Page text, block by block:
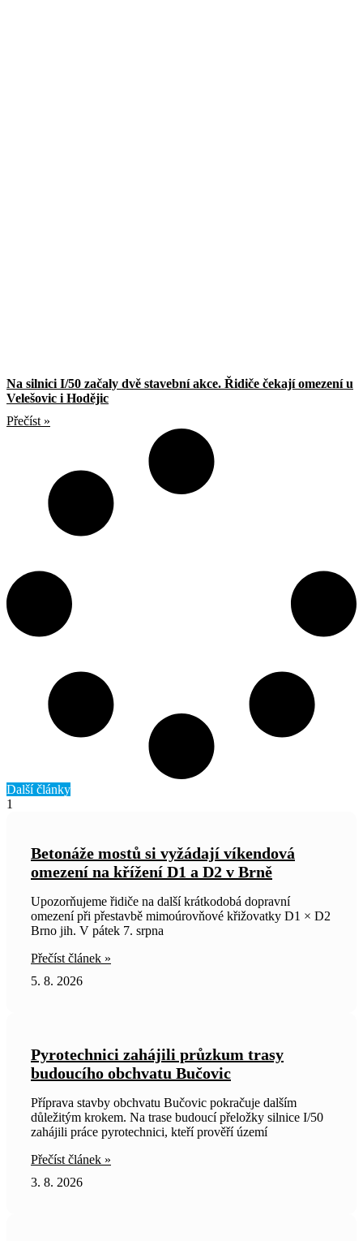
Na silnici I/50 začaly dvě stavební akce. Řidiče čekají omezení u
Velešovic i Hodějic
Přečíst »
Další články
Betonáže mostů si vyžádají víkendová
omezení na křížení D1 a D2 v Brně
Upozorňujeme řidiče na další krátkodobá dopravní
omezení při přestavbě mimoúrovňové křižovatky D1 × D2
Brno jih. V pátek 7. srpna
Přečíst článek »
5. 8. 2026
Pyrotechnici zahájili průzkum trasy
budoucího obchvatu Bučovic
Příprava stavby obchvatu Bučovic pokračuje dalším
důležitým krokem. Na trase budoucí přeložky silnice I/50
zahájili práce pyrotechnici, kteří prověří území
Přečíst článek »
3. 8. 2026